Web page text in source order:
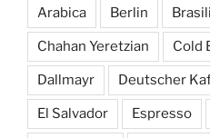
Arabica Berlin
Chahan Yeretzian Cold
Dallmayr Deutscher
El Salvador Espresso